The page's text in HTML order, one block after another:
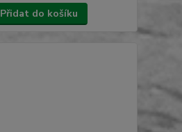
Přidat do košíku